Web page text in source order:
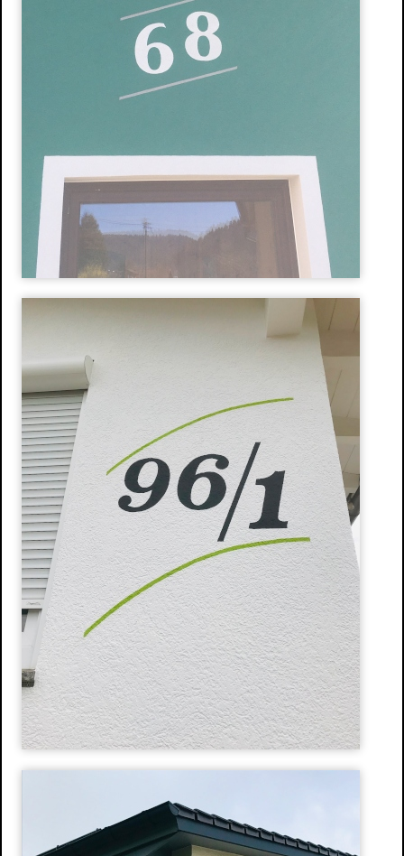
Wasserschaden- sanierung
Reinigungsarbeiten
Schimmelpilze
Herstellung und Verkauf von Stuck
Ihre Vorteile
Produkte
Stuckgesims
Stuck-Rosetten
Natursteine
Hausnummern
Design
Stuckdecken
Spachteltechnik & Wischtechnik
Neue Ideen
Wissenswertes
Energetische Sanierung
Förderprogramme
Richtiges Lüften
Aussenanlage / Sockel-Wandanschluss
Kontakt
Anfahrtsweg
Impressum
Datenschutz